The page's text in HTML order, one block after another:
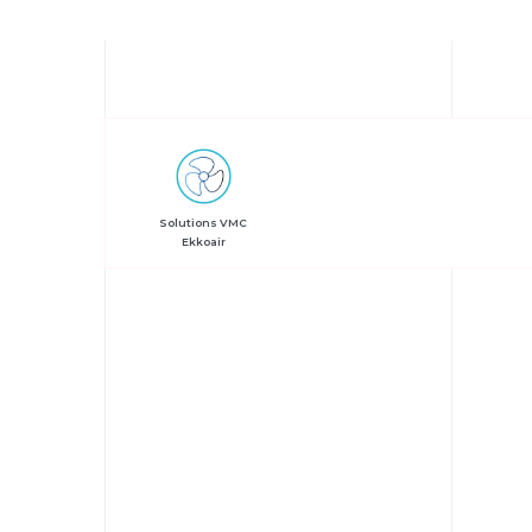
Solutions VMC
Ekkoair